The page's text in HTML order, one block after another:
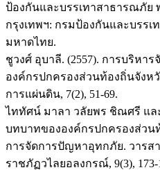
ป้องกันและบรรเทาสาธารณภัย
กรุงเทพฯ: กรมป้องกันและบรร
มหาดไทย.
ชูวงศ์ อุบาลี. (2557). การบริหา
องค์กรปกครองส่วนท้องถิ่นจังห
การแผ่นดิน, 7(2), 51-69.
ไททัศน์ มาลา วลัยพร ชิณศรี แล
บทบาทขององค์กรปกครองส่ว
การจัดการปัญหาอุทกภัย. วาร
ราชภัฏวไลยอลงกรณ์, 9(3), 173-